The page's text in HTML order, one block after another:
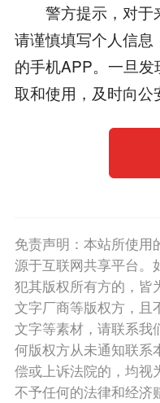
警方提示，对于
请谨慎填写个人信
的手机APP。一旦
取和使用，及时向公
免责声明：本站所使用
源于互联网共享平台。
犯其版权所有方的，皆
文字厂商等版权方，且
文字等素材，请联系我
何版权方从未通知联系
偿或上诉法院的，均视
不予任何的法律和经济